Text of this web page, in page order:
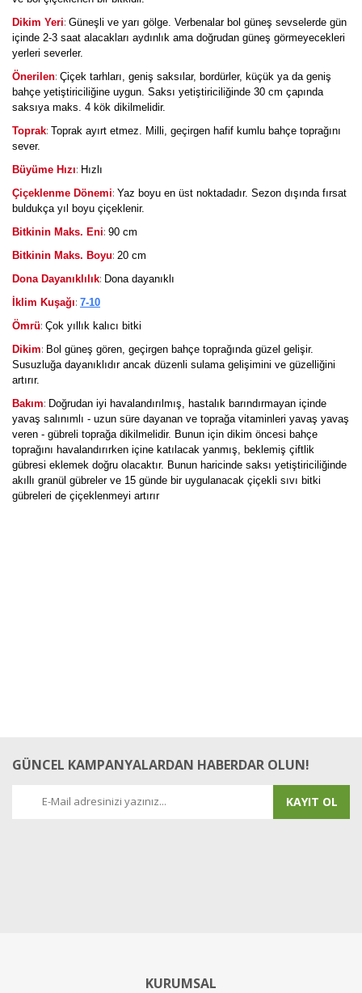
Dikim Yeri: Güneşli ve yarı gölge. Verbenalar bol güneş sevselerde gün
içinde 2-3 saat alacakları aydınlık ama doğrudan güneş görmeyecekleri
yerleri severler.
Önerilen: Çiçek tarhları, geniş saksılar, bordürler, küçük ya da geniş
bahçe yetiştiriciliğine uygun. Saksı yetiştiriciliğinde 30 cm çapında
saksıya maks. 4 kök dikilmelidir.
Toprak: Toprak ayırt etmez. Milli, geçirgen hafif kumlu bahçe toprağını
sever.
Büyüme Hızı: Hızlı
Çiçeklenme Dönemi: Yaz boyu en üst noktadadır. Sezon dışında fırsat
buldukça yıl boyu çiçeklenir.
Bitkinin Maks. Eni: 90 cm
Bitkinin Maks. Boyu: 20 cm
Dona Dayanıklılık: Dona dayanıklı
İklim Kuşağı: 7-10
Ömrü: Çok yıllık kalıcı bitki
Dikim: Bol güneş gören, geçirgen bahçe toprağında güzel gelişir.
Susuzluğa dayanıklıdır ancak düzenli sulama gelişimini ve güzelliğini
artırır.
Bakım: Doğrudan iyi havalandırılmış, hastalık barındırmayan içinde
yavaş salınımlı - uzun süre dayanan ve toprağa vitaminleri yavaş yavaş
veren - gübreli toprağa dikilmelidir. Bunun için dikim öncesi bahçe
toprağını havalandırırken içine katılacak yanmış, beklemiş çiftlik
gübresi eklemek doğru olacaktır. Bunun haricinde saksı yetiştiriciliğinde
akıllı granül gübreler ve 15 günde bir uygulanacak çiçekli sıvı bitki
gübreleri de çiçeklenmeyi artırır
GÜNCEL KAMPANYALARDAN HABERDAR OLUN!
KAYIT OL
KURUMSAL